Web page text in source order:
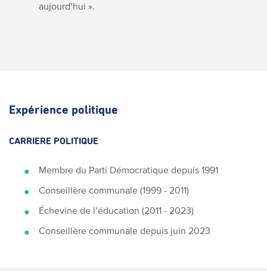
aujourd’hui ».
Expérience politique
CARRIERE POLITIQUE
Membre du Parti Démocratique depuis 1991
Conseillère communale (1999 - 2011)
Échevine de l’éducation (2011 - 2023)
Conseillère communale depuis juin 2023